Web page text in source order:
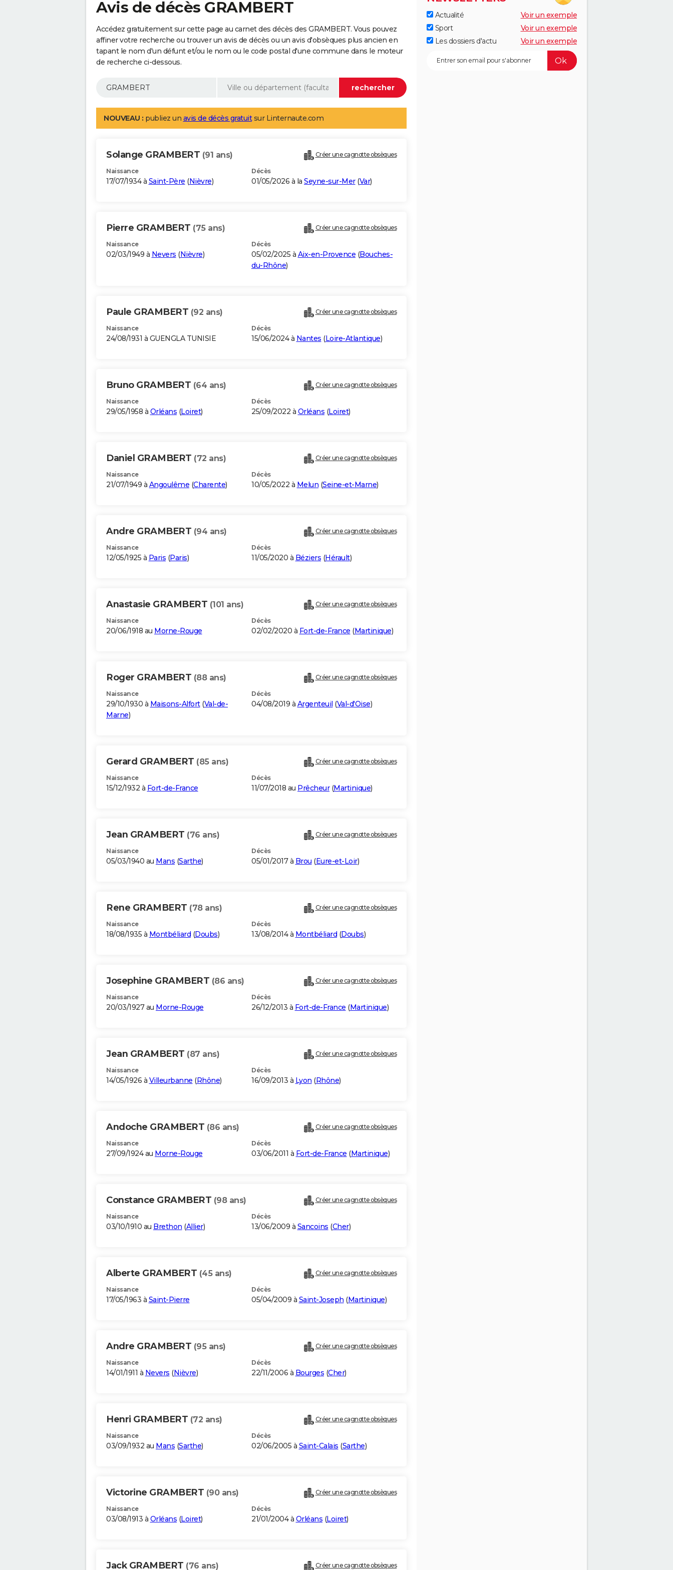
Avis de décès GRAMBERT
Accédez gratuitement sur cette page au carnet des décès des GRAMBERT. Vous pouvez
affiner votre recherche ou trouver un avis de décès ou un avis d'obsèques plus ancien en
tapant le nom d'un défunt et/ou le nom ou le code postal d'une commune dans le moteur
de recherche ci-dessous.
NOUVEAU : publiez un avis de décès gratuitsur Linternaute.com
Solange GRAMBERT (91 ans) Créer une cagnotte obsèques
Naissance
17/07/1934 à Saint-Père (Nièvre)
Décès
01/05/2026 à la Seyne-sur-Mer(Var)
Pierre GRAMBERT (75 ans) Créer une cagnotte obsèques
Naissance
02/03/1949 à Nevers (Nièvre)
Décès
05/02/2025 à Aix-en-Provence (Bouches-
du-Rhône)
Paule GRAMBERT (92 ans) Créer une cagnotte obsèques
Naissance
24/08/1931 à GUENGLA TUNISIE
Décès
15/06/2024 à Nantes (Loire-Atlantique)
Bruno GRAMBERT (64 ans) Créer une cagnotte obsèques
Naissance
29/05/1958 à Orléans (Loiret)
Décès
25/09/2022 à Orléans (Loiret)
Daniel GRAMBERT (72 ans) Créer une cagnotte obsèques
Naissance
21/07/1949 à Angoulême (Charente)
Décès
10/05/2022 à Melun (Seine-et-Marne)
Andre GRAMBERT (94 ans) Créer une cagnotte obsèques
Naissance
12/05/1925 à Paris (Paris)
Décès
11/05/2020 à Béziers (Hérault)
Anastasie GRAMBERT (101 ans) Créer une cagnotte obsèques
Naissance
20/06/1918 au Morne-Rouge
Décès
02/02/2020 à Fort-de-France (Martinique)
Roger GRAMBERT (88 ans) Créer une cagnotte obsèques
Naissance
29/10/1930 à Maisons-Alfort(Val-de-
Marne)
Décès
04/08/2019 à Argenteuil (Val-d'Oise)
Gerard GRAMBERT (85 ans) Créer une cagnotte obsèques
Naissance
15/12/1932 à Fort-de-France
Décès
11/07/2018 au Prêcheur(Martinique)
Jean GRAMBERT (76 ans) Créer une cagnotte obsèques
Naissance
05/03/1940 au Mans (Sarthe)
Décès
05/01/2017 à Brou (Eure-et-Loir)
Rene GRAMBERT (78 ans) Créer une cagnotte obsèques
Naissance
18/08/1935 à Montbéliard (Doubs)
Décès
13/08/2014 à Montbéliard (Doubs)
Josephine GRAMBERT (86 ans) Créer une cagnotte obsèques
Naissance
20/03/1927 au Morne-Rouge
Décès
26/12/2013 à Fort-de-France (Martinique)
Jean GRAMBERT (87 ans) Créer une cagnotte obsèques
Naissance
14/05/1926 à Villeurbanne (Rhône)
Décès
16/09/2013 à Lyon (Rhône)
Andoche GRAMBERT (86 ans) Créer une cagnotte obsèques
Naissance
27/09/1924 au Morne-Rouge
Décès
03/06/2011 à Fort-de-France (Martinique)
Constance GRAMBERT (98 ans) Créer une cagnotte obsèques
Naissance
03/10/1910 au Brethon (Allier)
Décès
13/06/2009 à Sancoins (Cher)
Alberte GRAMBERT (45 ans) Créer une cagnotte obsèques
Naissance
17/05/1963 à Saint-Pierre
Décès
05/04/2009 à Saint-Joseph (Martinique)
Andre GRAMBERT (95 ans) Créer une cagnotte obsèques
Naissance
14/01/1911 à Nevers (Nièvre)
Décès
22/11/2006 à Bourges (Cher)
Henri GRAMBERT (72 ans) Créer une cagnotte obsèques
Naissance
03/09/1932 au Mans (Sarthe)
Décès
02/06/2005 à Saint-Calais (Sarthe)
Victorine GRAMBERT (90 ans) Créer une cagnotte obsèques
Naissance
03/08/1913 à Orléans (Loiret)
Décès
21/01/2004 à Orléans (Loiret)
Jack GRAMBERT (76 ans) Créer une cagnotte obsèques
Actualité
Voir un exemple
Sport
Voir un exemple
Les dossiers d'actu
Voir un exemple